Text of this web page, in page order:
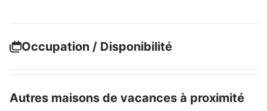
Occupation / Disponibilité
Autres maisons de vacances à proximité